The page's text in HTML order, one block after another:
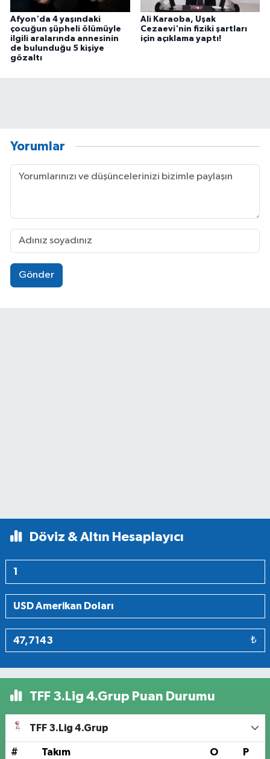
Afyon'da 4 yaşındaki
çocuğun şüpheli ölümüyle
ilgili aralarında annesinin
de bulunduğu 5 kişiye
gözaltı
Ali Karaoba, Uşak
Cezaevi'nin fiziki şartları
için açıklama yaptı!
Yorumlar
Gönder
Döviz & Altın Hesaplayıcı
₺
TFF 3.Lig 4.Grup Puan Durumu
TFF 3.Lig 4.Grup
# Takım O P